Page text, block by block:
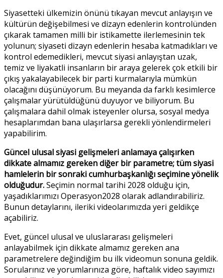
Siyasetteki ülkemizin önünü tıkayan mevcut anlayışın ve
kültürün değişebilmesi ve dizayn edenlerin kontrolünden
çıkarak tamamen milli bir istikamette ilerlemesinin tek
yolunun; siyaseti dizayn edenlerin hesaba katmadıkları ve
kontrol edemedikleri, mevcut siyasi anlayıştan uzak,
temiz ve liyakatli insanların bir araya gelerek çok etkili bir
çıkış yakalayabilecek bir parti kurmalarıyla mümkün
olacağını düşünüyorum. Bu meyanda da farklı kesimlerce
çalışmalar yürütüldüğünü duyuyor ve biliyorum. Bu
çalışmalara dahil olmak isteyenler olursa, sosyal medya
hesaplarımdan bana ulaşırlarsa gerekli yönlendirmeleri
yapabilirim.
Güncel ulusal siyasi gelişmeleri anlamaya çalışırken
dikkate almamız gereken diğer bir parametre; tüm siyasi
hamlelerin bir sonraki cumhurbaşkanlığı seçimine yönelik
olduğudur.Seçimin normal tarihi 2028 olduğu için,
yaşadıklarımızı Operasyon2028 olarak adlandırabiliriz.
Bunun detaylarını, ileriki videolarımızda yeri geldikçe
açabiliriz.
Evet, güncel ulusal ve uluslararası gelişmeleri
anlayabilmek için dikkate almamız gereken ana
parametrelere değindiğim bu ilk videomun sonuna geldik.
Sorularınız ve yorumlarınıza göre, haftalık video sayımızı